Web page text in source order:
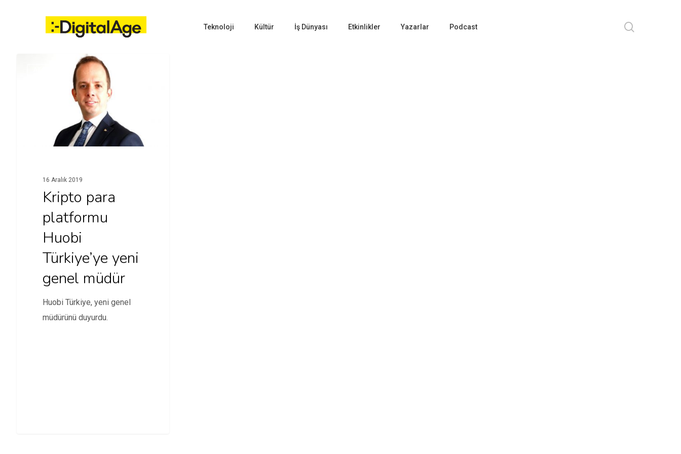
Hit enter to search or ESC to close
Teknoloji Kültür İş Dünyası Etkinlikler Yazarlar Podcast
16 Aralık 2019
Kripto para
platformu
Huobi
Türkiye’ye yeni
genel müdür
Huobi Türkiye, yeni genel
müdürünü duyurdu.